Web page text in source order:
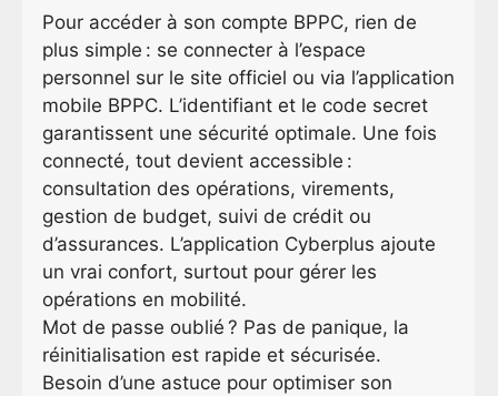
Pour accéder à son compte BPPC, rien de
plus simple : se connecter à l’espace
personnel sur le site officiel ou via l’application
mobile BPPC. L’identifiant et le code secret
garantissent une sécurité optimale. Une fois
connecté, tout devient accessible :
consultation des opérations, virements,
gestion de budget, suivi de crédit ou
d’assurances. L’application Cyberplus ajoute
un vrai confort, surtout pour gérer les
opérations en mobilité.
Mot de passe oublié ? Pas de panique, la
réinitialisation est rapide et sécurisée.
Besoin d’une astuce pour optimiser son